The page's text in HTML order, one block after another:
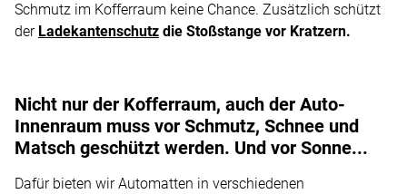
Schmutz im Kofferraum keine Chance. Zusätzlich schützt
der Ladekantenschutz die Stoßstange vor Kratzern.
Nicht nur der Kofferraum, auch der Auto-
Innenraum muss vor Schmutz, Schnee und
Matsch geschützt werden. Und vor Sonne...
Dafür bieten wir Automatten in verschiedenen